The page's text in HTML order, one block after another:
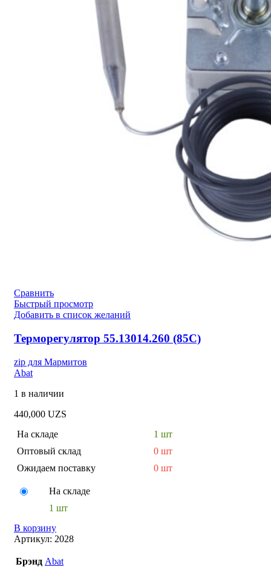
Сравнить
Быстрый просмотр
Добавить в список желаний
Терморегулятор 55.13014.260 (85С)
zip для Мармитов
Abat
1 в наличии
440,000 UZS
На складе
1 шт
Оптовый склад
0 шт
Ожидаем поставку
0 шт
На складе
1 шт
В корзину
Артикул: 2028
Брэнд Abat